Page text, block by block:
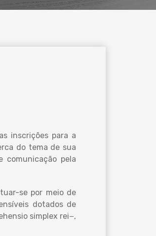
inscrições para a
do tema de sua
comunicação pela
se por meio de
dotados de
simplex rei−,